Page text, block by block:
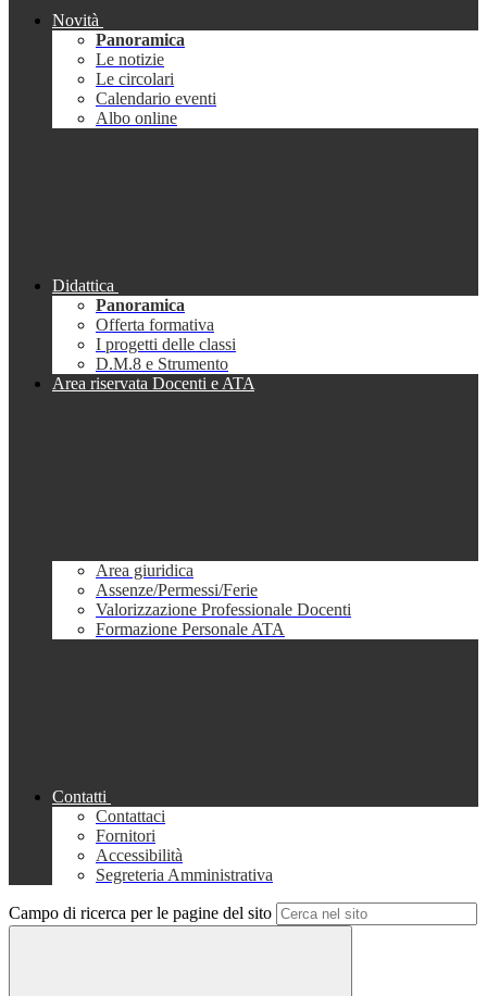
Novità
Panoramica
Le notizie
Le circolari
Calendario eventi
Albo online
Didattica
Panoramica
Offerta formativa
I progetti delle classi
D.M.8 e Strumento
Area riservata Docenti e ATA
Area giuridica
Assenze/Permessi/Ferie
Valorizzazione Professionale Docenti
Formazione Personale ATA
Contatti
Contattaci
Fornitori
Accessibilità
Segreteria Amministrativa
Campo di ricerca per le pagine del sito